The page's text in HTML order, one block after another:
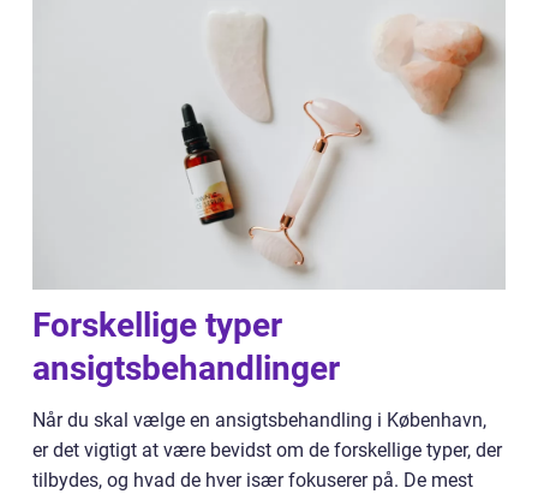
Forskellige typer
ansigtsbehandlinger
Når du skal vælge en ansigtsbehandling i København,
er det vigtigt at være bevidst om de forskellige typer, der
tilbydes, og hvad de hver især fokuserer på. De mest